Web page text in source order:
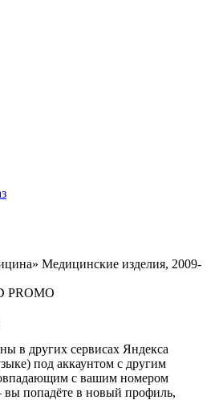
Медицинские изделия, 2009-
PROMO
в других сервисах Яндекса
под аккаунтом с другим
с вашим номером
попадёте в новый профиль,